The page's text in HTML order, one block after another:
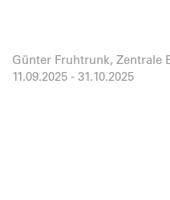
Günter Fruhtrunk, Zentrale
11.09.2025 - 31.10.2025